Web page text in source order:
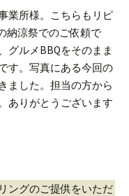
業所様。こちらもリピ
納涼祭でのご依頼で
グルメBBQをそのまま
す。 写真にある今回の
ました。 担当の方から
ありがとうございます
ングのご提供をいただ